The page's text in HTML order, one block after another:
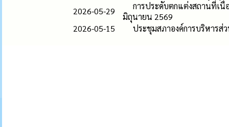
2026-05-29
การประดับตกแต่งสถานที่เนื่
มิถุนายน 2569
2026-05-15
ประชุมสภาองค์การบริหาร